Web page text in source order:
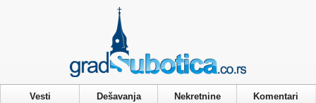
Vesti Dešavanja Nekretnine Komentari
Privacy & Cookies Policy